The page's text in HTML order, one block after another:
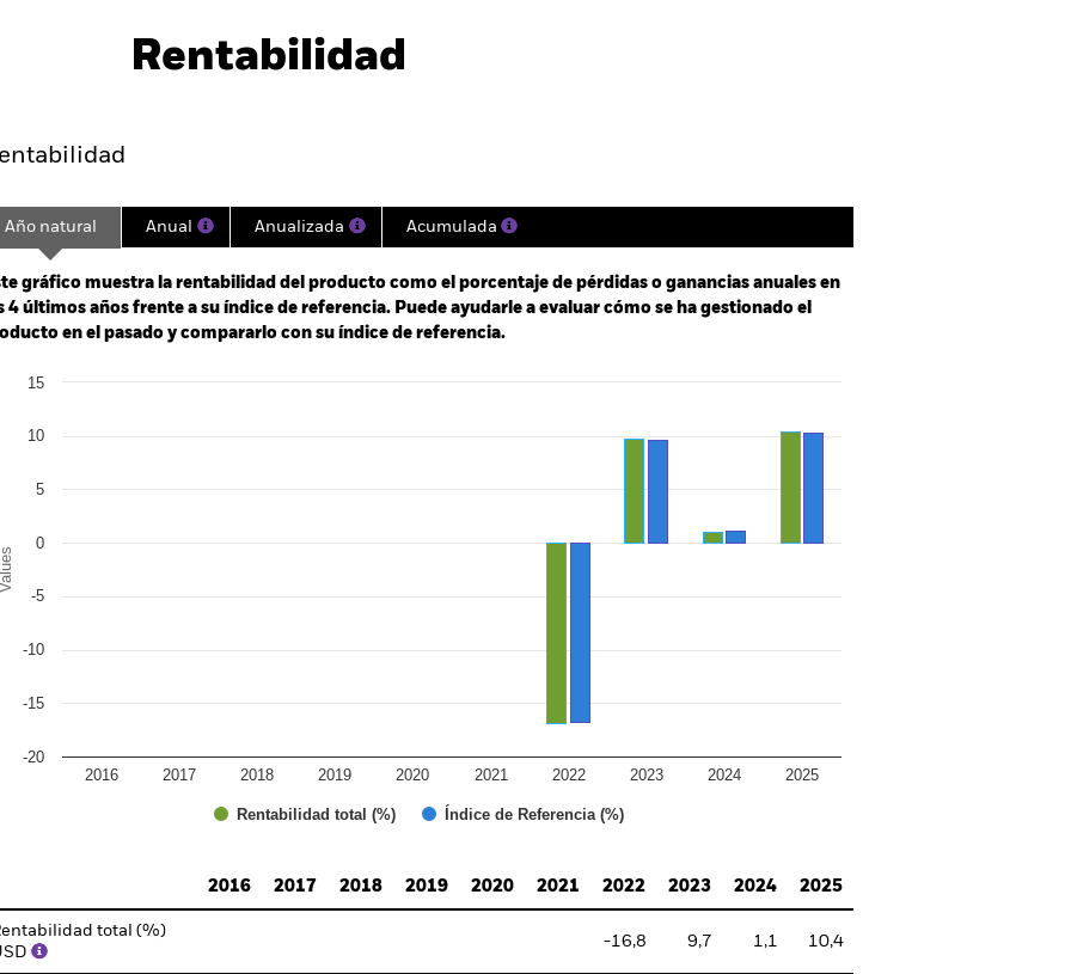
Download
Rentabilidad
2020-12-31 00:00:00 to 2026-07-31 00:00:00.
-40 to 20.
Año natural Anual Anualizada Acumulada
gráfico muestra la rentabilidad del producto como el porcentaje de pérdidas o ganancias anuales en
4 últimos años frente a su índice de referencia. Puede ayudarle a evaluar cómo se ha gestionado el
en el pasado y compararlo con su índice de referencia.
chart with 2 data series.
chart has 1 Y axis displaying Values. Range: -20 to 15.
Values
Rentabilidad total (%) Índice de Referencia (%)
2016 2017 2018 2019 2020 2021 2022 2023 2024 2025
-20
-15
-10
-5
0
5
10
15
2016
2017 2018 2019 2020 2021 2022 2023 2024 2025
total (%)
-16,8 9,7 1,1 10,4